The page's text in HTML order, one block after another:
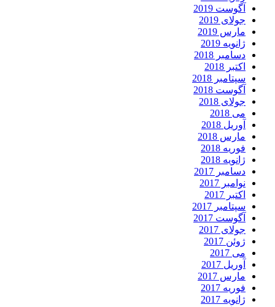
آگوست 2019
جولای 2019
مارس 2019
ژانویه 2019
دسامبر 2018
اکتبر 2018
سپتامبر 2018
آگوست 2018
جولای 2018
می 2018
آوریل 2018
مارس 2018
فوریه 2018
ژانویه 2018
دسامبر 2017
نوامبر 2017
اکتبر 2017
سپتامبر 2017
آگوست 2017
جولای 2017
ژوئن 2017
می 2017
آوریل 2017
مارس 2017
فوریه 2017
ژانویه 2017